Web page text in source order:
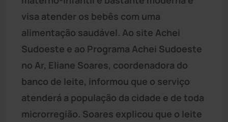
visa atender os bebês com uma
alimentação saudável. Ao site Achei
Sudoeste e ao Programa Achei Sudoeste
no Ar, Eliane Soares, coordenadora do
banco de leite, informou que o serviço
atenderá a população da cidade e de toda
microrregião. Soares explicou que o leite